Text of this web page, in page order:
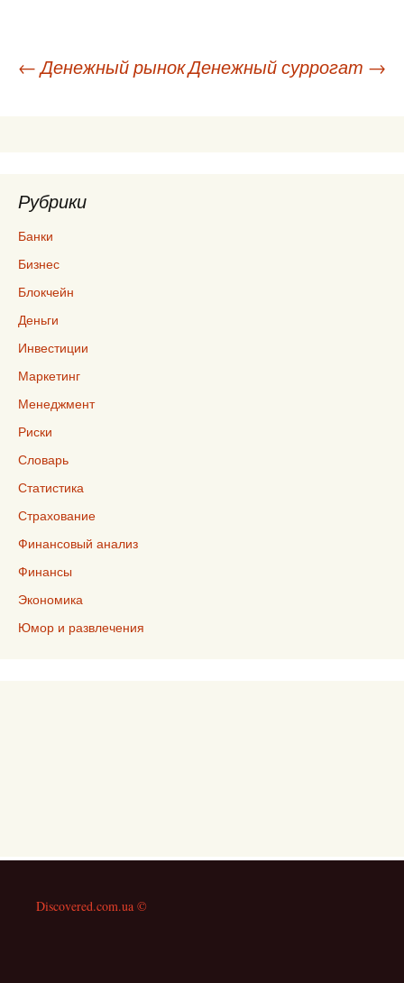
Навигация
←Денежный рынокДенежный суррогат →
Рубрики
Банки
Бизнес
Блокчейн
Деньги
Инвестиции
Маркетинг
Менеджмент
Риски
Словарь
Статистика
Страхование
Финансовый анализ
Финансы
Экономика
Юмор и развлечения
Discovered.com.ua ©